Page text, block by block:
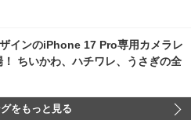
インのiPhone 17 Pro専用カメラレ
ちいかわ、ハチワレ、うさぎの全
をもっと見る